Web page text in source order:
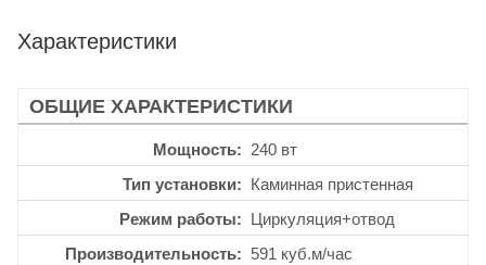
Характеристики
ОБЩИЕ ХАРАКТЕРИСТИКИ
Мощность
240 вт
Тип установки
Каминная пристенная
Режим работы
Циркуляция+отвод
Производительность
591 куб.м/час